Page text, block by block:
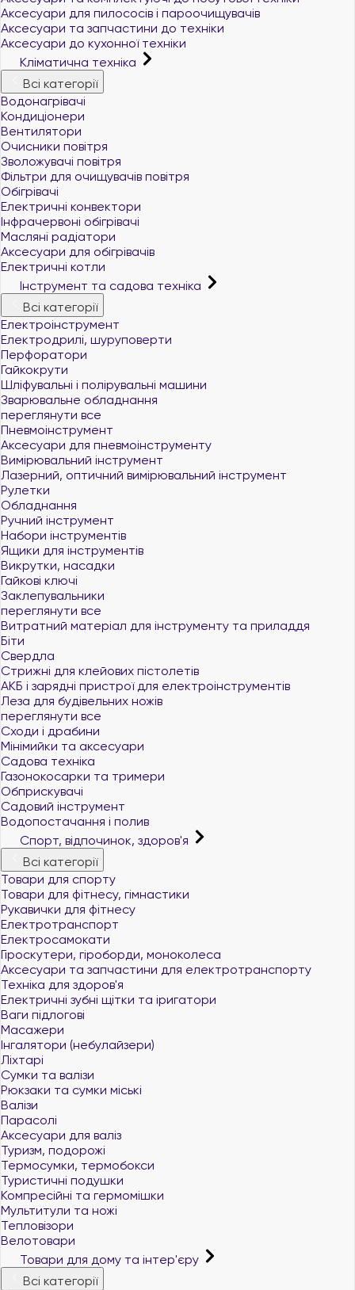
Аксесуари для пилососів і пароочищувачів
Аксесуари та запчастини до техніки
Аксесуари до кухонної техніки
Кліматична техніка
Всі категорії
Водонагрівачі
Кондиціонери
Вентилятори
Очисники повітря
Зволожувачі повітря
Фільтри для очищувачів повітря
Обігрівачі
Електричні конвектори
Інфрачервоні обігрівачі
Масляні радіатори
Аксесуари для обігрівачів
Електричні котли
Інструмент та садова техніка
Всі категорії
Електроінструмент
Електродрилі, шуруповерти
Перфоратори
Гайкокрути
Шліфувальні і полірувальні машини
Зварювальне обладнання
переглянути все
Пневмоінструмент
Аксесуари для пневмоінструменту
Вимірювальний інструмент
Лазерний, оптичний вимірювальний інструмент
Рулетки
Обладнання
Ручний інструмент
Набори інструментів
Ящики для інструментів
Викрутки, насадки
Гайкові ключі
Заклепувальники
переглянути все
Витратний матеріал для інструменту та приладдя
Біти
Свердла
Стрижні для клейових пістолетів
АКБ і зарядні пристрої для електроінструментів
Леза для будівельних ножів
переглянути все
Сходи і драбини
Мінімийки та аксесуари
Садова техніка
Газонокосарки та тримери
Обприскувачі
Садовий інструмент
Водопостачання і полив
Спорт, відпочинок, здоров'я
Всі категорії
Товари для спорту
Товари для фітнесу, гімнастики
Рукавички для фітнесу
Електротранспорт
Електросамокати
Гіроскутери, гіроборди, моноколеса
Аксесуари та запчастини для електротранспорту
Техніка для здоров'я
Електричні зубні щітки та іригатори
Ваги підлогові
Масажери
Інгалятори (небулайзери)
Ліхтарі
Сумки та валізи
Рюкзаки та сумки міські
Валізи
Парасолі
Аксесуари для валіз
Туризм, подорожі
Термосумки, термобокси
Туристичні подушки
Компресійні та гермомішки
Мультитули та ножі
Тепловізори
Велотовари
Товари для дому та інтер'єру
Всі категорії